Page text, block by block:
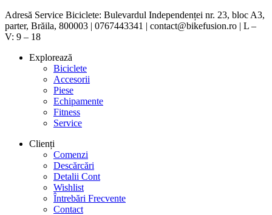
Adresă Service Biciclete: Bulevardul Independenței nr. 23, bloc A3,
parter, Brăila, 800003 | 0767443341 | contact@bikefusion.ro | L –
V: 9 – 18
Explorează
Biciclete
Accesorii
Piese
Echipamente
Fitness
Service
Clienți
Comenzi
Descărcări
Detalii Cont
Wishlist
Întrebări Frecvente
Contact